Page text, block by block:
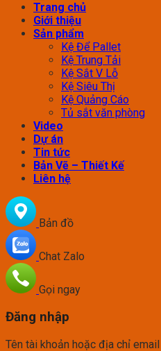
Trang chủ
Giới thiệu
Sản phẩm
Kệ Để Pallet
Kệ Trung Tải
Kệ Sắt V Lỗ
Kệ Siêu Thị
Kệ Quảng Cáo
Tủ sắt văn phòng
Video
Dự án
Tin tức
Bản Vẽ – Thiết Kế
Liên hệ
Bản đồ
Chat Zalo
Gọi ngay
Đăng nhập
Tên tài khoản hoặc địa chỉ email